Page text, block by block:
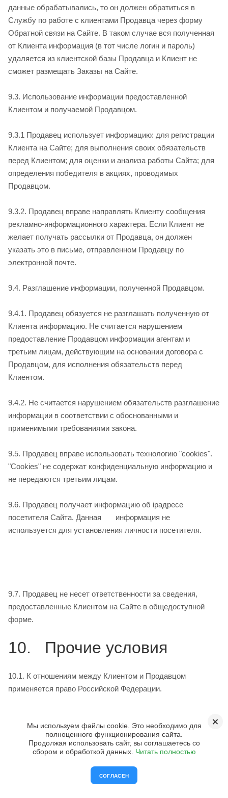
данные обрабатывались, то он должен обратиться в
Службу по работе с клиентами Продавца через форму
Обратной связи на Сайте. В таком случае вся полученная
от Клиента информация (в тот числе логин и пароль)
удаляется из клиентской базы Продавца и Клиент не
сможет размещать Заказы на Сайте.
9.3. Использование информации предоставленной
Клиентом и получаемой Продавцом.
9.3.1 Продавец использует информацию: для регистрации
Клиента на Сайте; для выполнения своих обязательств
перед Клиентом; для оценки и анализа работы Сайта; для
определения победителя в акциях, проводимых
Продавцом.
9.3.2. Продавец вправе направлять Клиенту сообщения
рекламно-­информационного характера. Если Клиент не
желает получать рассылки от Продавца, он должен
указать это в письме, отправленном Продавцу по
электронной почте.
9.4. Разглашение информации, полученной Продавцом.
9.4.1. Продавец обязуется не разглашать полученную от
Клиента информацию. Не считается нарушением
предоставление Продавцом информации агентам и
третьим лицам, действующим на основании договора с
Продавцом, для исполнения обязательств перед
Клиентом.
9.4.2. Не считается нарушением обязательств разглашение
информации в соответствии с обоснованными и
применимыми требованиями закона.
9.5. Продавец вправе использовать технологию "cookies".
"Cookies" не содержат конфиденциальную информацию и
не передаются третьим лицам.
9.6. Продавец получает информацию об ip­адресе
посетителя Сайта. Данная информация не
используется для установления личности посетителя.
9.7. Продавец не несет ответственности за сведения,
предоставленные Клиентом на Сайте в общедоступной
форме.
10. Прочие условия
10.1. К отношениям между Клиентом и Продавцом
применяется право Российской Федерации.
стороны Клиента он должен обратиться в Службу по
работе с клиентами Продавца по телефону или через
форму Обратной связи на Сайте. Все возникающее споры
стороны будут стараться решить путем переговоров, при
недостижении соглашения спор будет передан на
Мы используем файлы cookie. Это необходимо для
полноценного функционирования сайта.
Продолжая использовать сайт, вы соглашаетесь со
сбором и обработкой данных. Читать полностью
СОГЛАСЕН